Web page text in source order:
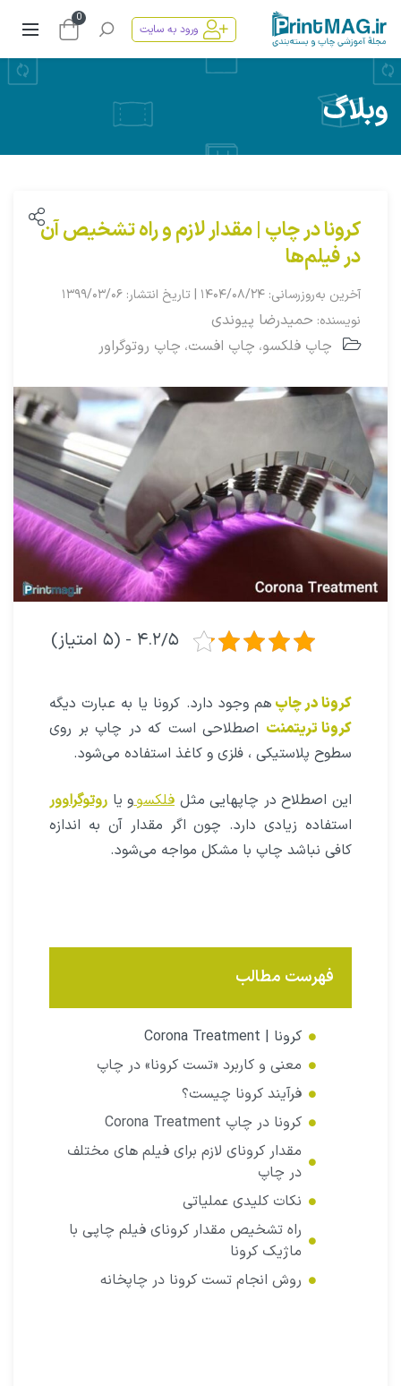
ورود به سایت
0
وبلاگ
کرونا در چاپ | مقدار لازم و راه تشخیص آن
در فیلم‌ها
آخرین به‌روزرسانی: ۱۴۰۴/۰۸/۲۴ | تاریخ انتشار: ۱۳۹۹/۰۳/۰۶
نویسنده: حمیدرضا پیوندی
چاپ فلکسو، چاپ افست، چاپ روتوگراور
۴.۲/۵ - (۵ امتیاز)
کرونا در چاپ هم وجود دارد. کرونا یا به عبارت دیگه
کرونا تریتمنت اصطلاحی است که در چاپ بر روی
سطوح پلاستیکی ، فلزی و کاغذ استفاده می‌شود.
این اصطلاح در چاپهایی مثلفلکسوو یا روتوگراوور
استفاده زیادی دارد. چون اگر مقدار آن به اندازه
کافی نباشد چاپ با مشکل مواجه می‌شود.
فهرست مطالب
کرونا | Corona Treatment
معنی و کاربرد «تست کرونا» در چاپ
فرآیند کرونا چیست؟
کرونا در چاپ Corona Treatment
مقدار کرونای لازم برای فیلم‌ های مختلف
در چاپ
نکات کلیدی عملیاتی
راه تشخیص مقدار کرونای فیلم چاپی با
ماژیک کرونا
روش انجام تست کرونا در چاپخانه